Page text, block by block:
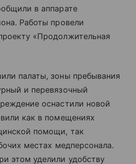
в аппарате
Работы провели
«Продолжительная
палаты, зоны пребывания
и перевязочный
оснастили новой
как в помещениях
помощи, так
местах медперсонала.
этом уделили удобству